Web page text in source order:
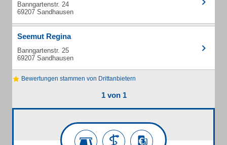
Banngartenstr. 24
69207 Sandhausen
Seemut Regina
Banngartenstr. 25
69207 Sandhausen
Bewertungen stammen von Drittanbietern
1 von 1